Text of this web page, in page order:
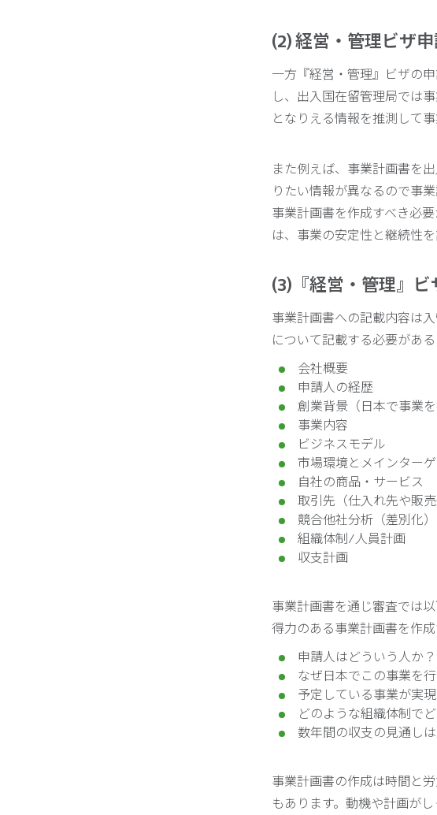
(2) 経営・管理ビザ
一方『経営・管理』ビザの
し、出入国在留管理局では
となりえる情報を推測して
また例えば、事業計画書を
りたい情報が異なるので事
事業計画書を作成すべき必
は、事業の安定性と継続性
(3)『経営・管理』
事業計画書への記載内容は
について記載する必要がある
会社概要
申請人の経歴
創業背景（日本で事業を
事業内容
ビジネスモデル
市場環境とメインター
自社の商品・サービス
取引先（仕入れ先や販売
競合他社分析（差別化）
組織体制/人員計画
収支計画
事業計画書を通じ審査では
得力のある事業計画書を作成
申請人はどういう人か？
なぜ日本でこの事業を
予定している事業が実
どのような組織体制で
数年間の収支の見通し
事業計画書の作成は時間と
もあります。動機や計画が